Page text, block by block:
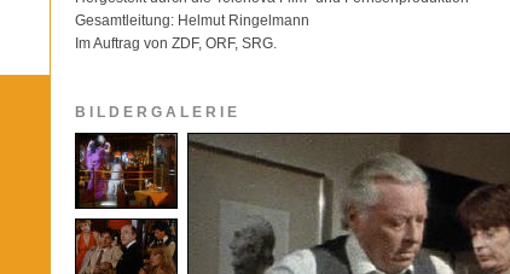
Gesamtleitung: Helmut Ringelmann
Im Auftrag von ZDF, ORF, SRG.
BILDERGALERIE